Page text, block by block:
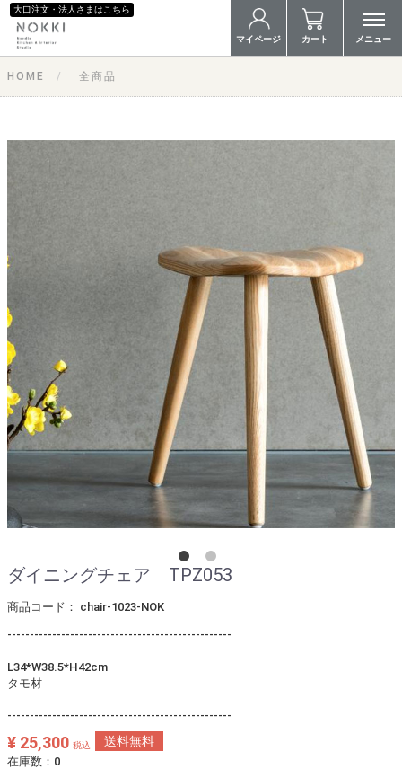
大口注文・法人さまはこちら
マイページ カート メニュー
HOME 全商品
ダイニングチェア TPZ053
商品コード： chair-1023-NOK
--------------------------------------------------
L34*W38.5*H42cm
タモ材
--------------------------------------------------
¥ 25,300 税込 送料無料
在庫数：0